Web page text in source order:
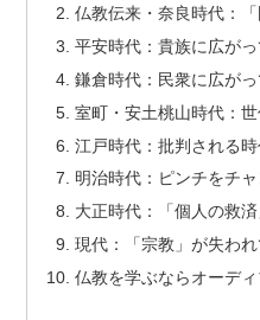
仏教伝来・奈良時代：
平安時代：貴族に広が
鎌倉時代：民衆に広が
室町・安土桃山時代：
江戸時代：批判される
明治時代：ピンチをチ
大正時代：「個人の救
現代：「宗教」が失わ
仏教を学ぶならオーデ